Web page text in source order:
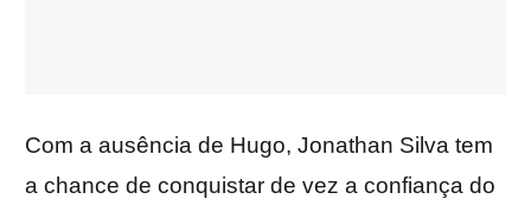
Com a ausência de Hugo, Jonathan Silva tem
a chance de conquistar de vez a confiança do